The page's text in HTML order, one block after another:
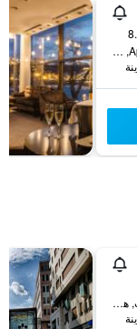
Apaczai Csere Janos U 4, بودابست, هنغاريا
Maria Street 10, بودابست, هنغاريا